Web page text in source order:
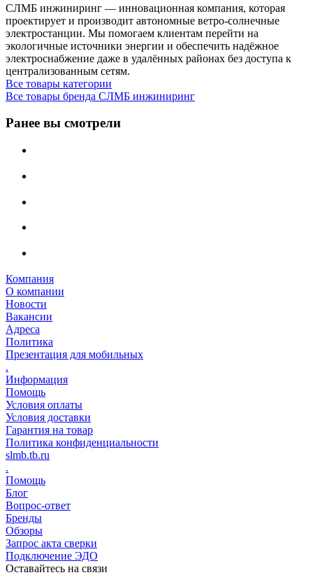
СЛМБ инжиниринг — инновационная компания, которая
проектирует и производит автономные ветро‑солнечные
электростанции. Мы помогаем клиентам перейти на
экологичные источники энергии и обеспечить надёжное
электроснабжение даже в удалённых районах без доступа к
централизованным сетям.
Все товары категории
Все товары бренда СЛМБ инжиниринг
Ранее вы смотрели
Компания
О компании
Новости
Вакансии
Адреса
Политика
Презентация для мобильных
.
Информация
Помощь
Условия оплаты
Условия доставки
Гарантия на товар
Политика конфиденциальности
slmb.tb.ru
.
Помощь
Блог
Вопрос-ответ
Бренды
Обзоры
Запрос акта сверки
Подключение ЭДО
Оставайтесь на связи